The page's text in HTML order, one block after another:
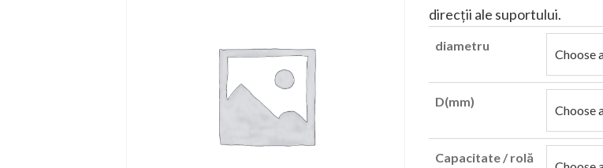
direcții ale suportului.
diametru
D(mm)
Capacitate / rolă